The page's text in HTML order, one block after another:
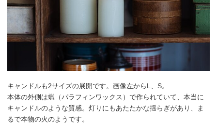
キャンドルも2サイズの展開です。画像左からL、S。
本体の外側は蝋（パラフィンワックス）で作られていて、本当に
キャンドルのような質感。灯りにもあたたかな揺らぎがあり、ま
るで本物の火のようです。